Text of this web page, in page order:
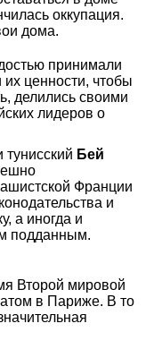
оккупация.
дома.
принимали
ценности, чтобы
делились своими
лидеров о
тунисский Бей
Франции
и
а иногда и
подданным.
Второй мировой
в Париже. В то